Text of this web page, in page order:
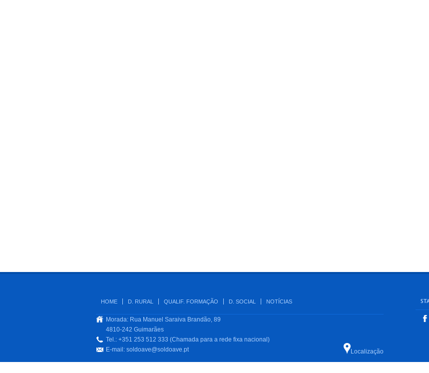
HOME D. RURAL QUALIF. FORMAÇÃO D. SOCIAL NOTÍCIAS
Morada: Rua Manuel Saraiva Brandão, 89
4810-242 Guimarães
Tel.: +351 253 512 333 (Chamada para a rede fixa nacional)
E-mail: soldoave@soldoave.pt Localização